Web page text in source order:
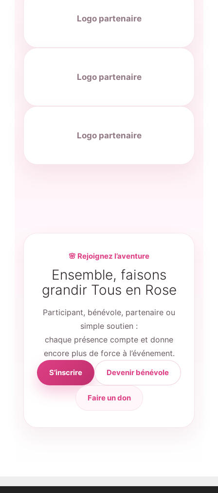
Logo partenaire
Logo partenaire
Logo partenaire
🌸 Rejoignez l’aventure
Ensemble, faisons
grandir Tous en Rose
Participant, bénévole, partenaire ou
simple soutien :
chaque présence compte et donne
encore plus de force à l’événement.
S’inscrire Devenir bénévole
Faire un don